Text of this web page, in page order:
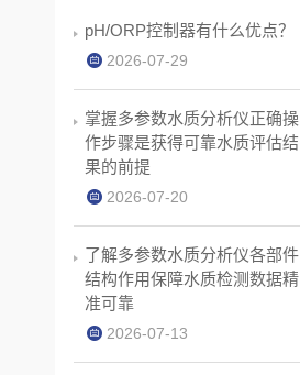
pH/ORP控制器有什么优点？
2026-07-29
掌握多参数水质分析仪正确操
作步骤是获得可靠水质评估结
果的前提
2026-07-20
了解多参数水质分析仪各部件
结构作用保障水质检测数据精
准可靠
2026-07-13